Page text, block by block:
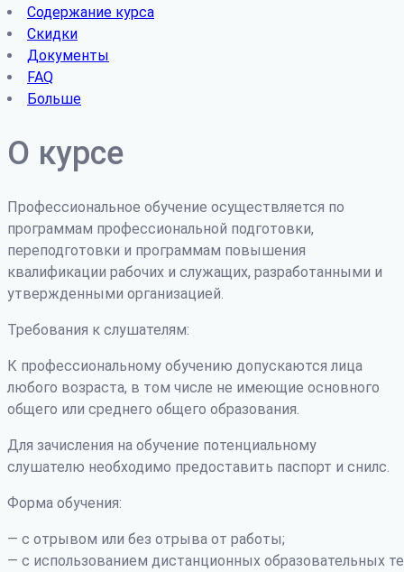
Содержание курса
Скидки
Документы
FAQ
Больше
О курсе
Профессиональное обучение осуществляется по
программам профессиональной подготовки,
переподготовки и программам повышения
квалификации рабочих и служащих, разработанными и
утвержденными организацией.
Требования к слушателям:
К профессиональному обучению допускаются лица
любого возраста, в том числе не имеющие основного
общего или среднего общего образования.
Для зачисления на обучение потенциальному
слушателю необходимо предоставить паспорт и снилс.
Форма обучения:
— с отрывом или без отрыва от работы;
— с использованием дистанционных образовательных